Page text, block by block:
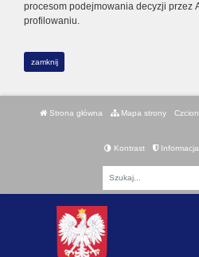
procesom podejmowania decyzji przez
profilowaniu.
zamknij
Strona główna Mapa strony
Kontrast Informacja